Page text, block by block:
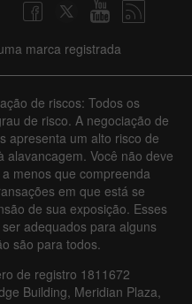
marca registrada
de riscos: Todos os
de risco. A negociação de
apresenta um alto risco de
alavancagem. Você não deve
menos que compreenda
em que está se
de sua exposição. Esses
adequados para alguns
são para todos.
de registro 1811672
Building, Meridian Plaza,